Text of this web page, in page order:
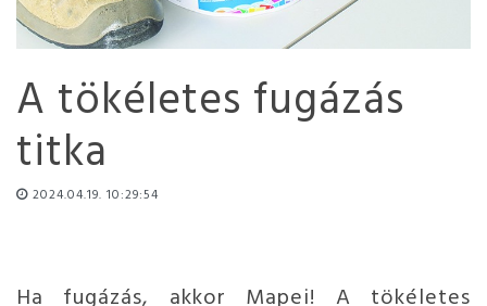
A tökéletes fugázás
titka
2024.04.19. 10:29:54
Ha fugázás, akkor Mapei! A tökéletes